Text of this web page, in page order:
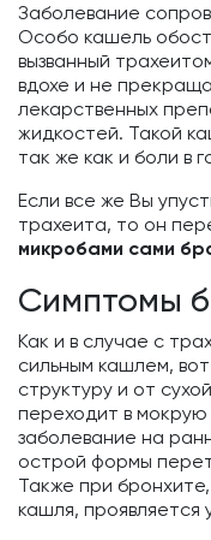
Заболевание
Особо кашель
вызванный
вдохе и не
лекарственных
жидкостей. Такой
так же как и боли в
Если все же Вы
трахеита, то он
микробами сами
Симптомы
Как и в случае с
сильным кашлем,
структуру и от
переходит в
заболевание на
острой формы
Также при
кашля, проявляется